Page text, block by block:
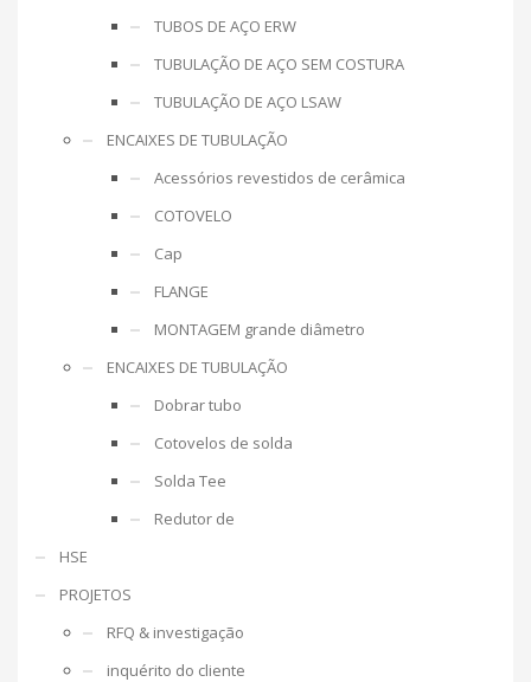
TUBOS DE AÇO ERW
TUBULAÇÃO DE AÇO SEM COSTURA
TUBULAÇÃO DE AÇO LSAW
ENCAIXES DE TUBULAÇÃO
Acessórios revestidos de cerâmica
COTOVELO
Cap
FLANGE
MONTAGEM grande diâmetro
ENCAIXES DE TUBULAÇÃO
Dobrar tubo
Cotovelos de solda
Solda Tee
Redutor de
HSE
PROJETOS
RFQ & investigação
inquérito do cliente